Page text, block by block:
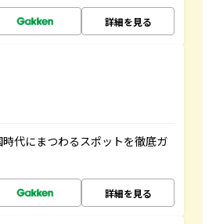
詳細を見る
代にまつわるスポットを徹底ガ
詳細を見る